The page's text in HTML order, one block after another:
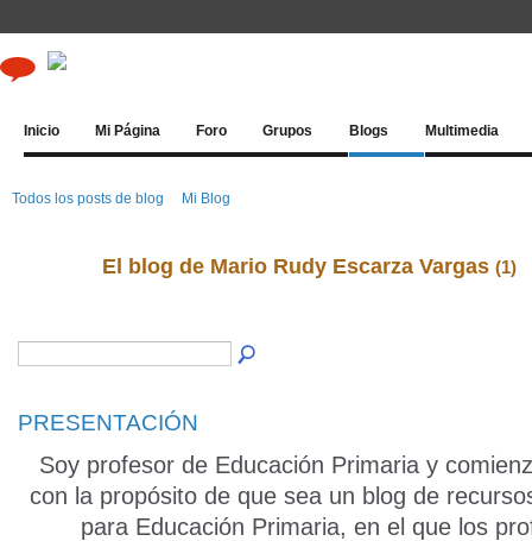
Inicio Mi Página Foro Grupos Blogs Multimedia
Todos los posts de blog Mi Blog
El blog de Mario Rudy Escarza Vargas (1)
PRESENTACIÓN
Soy profesor de Educación Primaria y
con la propósito de que sea un blog de
para Educación Primaria, en el que los